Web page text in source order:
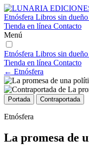
Etnósfera Libros sin dueño
Tienda en línea Contacto
Menú
Etnósfera Libros sin dueño
Tienda en línea Contacto
← Etnósfera
Portada Contraportada
Etnósfera
La promesa de